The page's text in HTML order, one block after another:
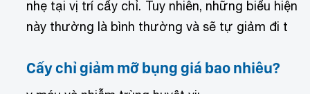
nhẹ tại vị trí cấy chỉ. Tuy nhiên, những biểu hiện
này thường là bình thường và sẽ tự giảm đi t
Cấy chỉ giảm mỡ bụng giá bao nhiêu?